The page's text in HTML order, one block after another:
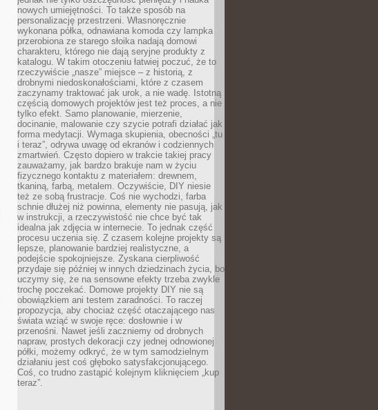
nowych umiejętności. To także sposób na
personalizację przestrzeni. Własnoręcznie
wykonana półka, odnawiana komoda czy lampka
przerobiona ze starego słoika nadają domowi
charakteru, którego nie dają seryjne produkty z
katalogu. W takim otoczeniu łatwiej poczuć, że to
rzeczywiście „nasze” miejsce – z historią, z
drobnymi niedoskonałościami, które z czasem
zaczynamy traktować jak urok, a nie wadę. Istotną
częścią domowych projektów jest też proces, a nie
tylko efekt. Samo planowanie, mierzenie,
docinanie, malowanie czy szycie potrafi działać jak
forma medytacji. Wymaga skupienia, obecności „tu
i teraz”, odrywa uwagę od ekranów i codziennych
zmartwień. Często dopiero w trakcie takiej pracy
zauważamy, jak bardzo brakuje nam w życiu
fizycznego kontaktu z materiałem: drewnem,
tkaniną, farbą, metalem. Oczywiście, DIY niesie
też ze sobą frustracje. Coś nie wychodzi, farba
schnie dłużej niż powinna, elementy nie pasują, jak
w instrukcji, a rzeczywistość nie chce być tak
idealna jak zdjęcia w internecie. To jednak część
procesu uczenia się. Z czasem kolejne projekty są
lepsze, planowanie bardziej realistyczne, a
podejście spokojniejsze. Zyskana cierpliwość
przydaje się później w innych dziedzinach życia, bo
uczymy się, że na sensowne efekty trzeba zwykle
trochę poczekać. Domowe projekty DIY nie są
obowiązkiem ani testem zaradności. To raczej
propozycja, aby chociaż część otaczającego nas
świata wziąć w swoje ręce: dosłownie i w
przenośni. Nawet jeśli zaczniemy od drobnych
napraw, prostych dekoracji czy jednej odnowionej
półki, możemy odkryć, że w tym samodzielnym
działaniu jest coś głęboko satysfakcjonującego.
Coś, co trudno zastąpić kolejnym kliknięciem „kup
teraz”.